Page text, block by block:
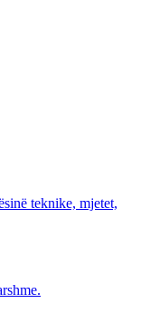
teknike, mjetet,